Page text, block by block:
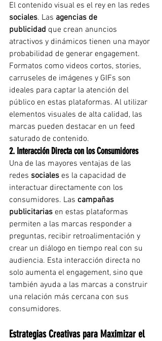
El contenido visual es el rey en las redes
sociales. Las agencias de
publicidad que crean anuncios
atractivos y dinámicos tienen una mayor
probabilidad de generar engagement.
Formatos como videos cortos, stories,
carruseles de imágenes y GIFs son
ideales para captar la atención del
público en estas plataformas. Al utilizar
elementos visuales de alta calidad, las
marcas pueden destacar en un feed
saturado de contenido.
2. Interacción Directa con los Consumidores
Una de las mayores ventajas de las
redes sociales es la capacidad de
interactuar directamente con los
consumidores. Las campañas
publicitarias en estas plataformas
permiten a las marcas responder a
preguntas, recibir retroalimentación y
crear un diálogo en tiempo real con su
audiencia. Esta interacción directa no
solo aumenta el engagement, sino que
también ayuda a las marcas a construir
una relación más cercana con sus
consumidores.
Estrategias Creativas para Maximizar el